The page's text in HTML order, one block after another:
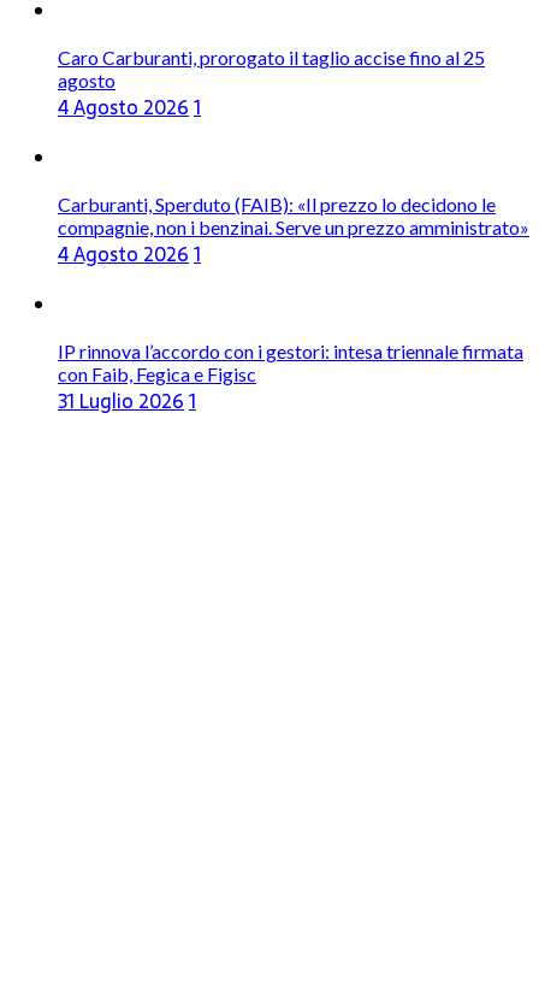
Caro Carburanti, prorogato il taglio accise fino al 25
agosto
4 Agosto 20261
Carburanti, Sperduto (FAIB): «Il prezzo lo decidono le
compagnie, non i benzinai. Serve un prezzo amministrato»
4 Agosto 20261
IP rinnova l’accordo con i gestori: intesa triennale firmata
con Faib, Fegica e Figisc
31 Luglio 20261